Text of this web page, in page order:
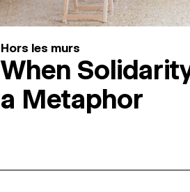
Hors les murs
When
a Metaphor